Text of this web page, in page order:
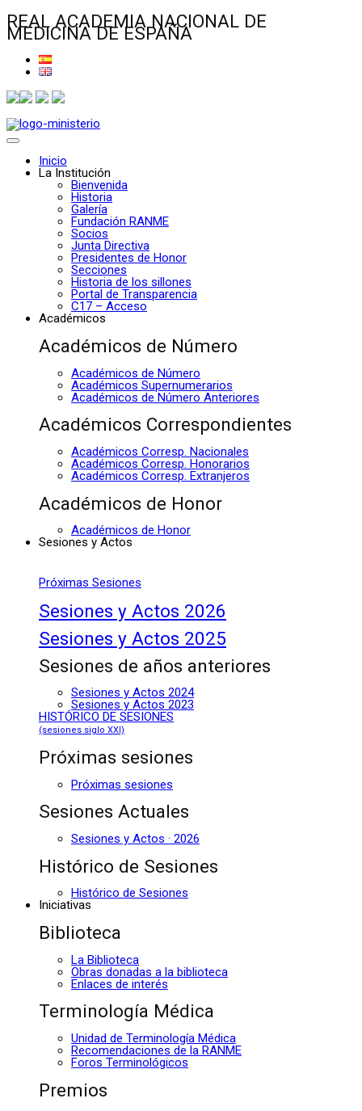
REAL ACADEMIA NACIONAL DE
MEDICINA DE ESPAÑA
Inicio
La Institución
Bienvenida
Historia
Galería
Fundación RANME
Socios
Junta Directiva
Presidentes de Honor
Secciones
Historia de los sillones
Portal de Transparencia
C17 – Acceso
Académicos
Académicos de Número
Académicos de Número
Académicos Supernumerarios
Académicos de Número Anteriores
Académicos Correspondientes
Académicos Corresp. Nacionales
Académicos Corresp. Honorarios
Académicos Corresp. Extranjeros
Académicos de Honor
Académicos de Honor
Sesiones y Actos
Próximas Sesiones
Sesiones y Actos 2026
Sesiones y Actos 2025
Sesiones de años anteriores
Sesiones y Actos 2024
Sesiones y Actos 2023
HISTÓRICO DE SESIONES
(sesiones siglo XXI)
Próximas sesiones
Próximas sesiones
Sesiones Actuales
Sesiones y Actos · 2026
Histórico de Sesiones
Histórico de Sesiones
Iniciativas
Biblioteca
La Biblioteca
Obras donadas a la biblioteca
Enlaces de interés
Terminología Médica
Unidad de Terminología Médica
Recomendaciones de la RANME
Foros Terminológicos
Premios